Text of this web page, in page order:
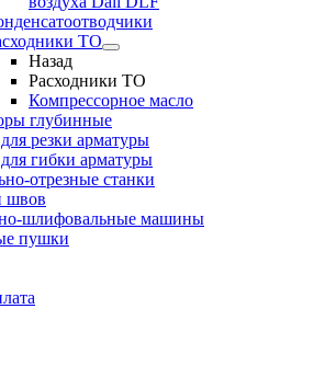
ТО
Назад
Расходники ТО
Компрессорное масло
глубинные
резки арматуры
гибки арматуры
отрезные станки
швов
шлифовальные машины
пушки